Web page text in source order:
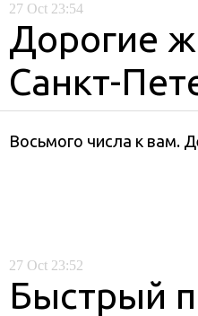
27 Oct 23:54
Дорогие
Санкт-
Восьмого числа к вам.
27 Oct 23:52
Быстрый